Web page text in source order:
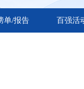
单/报告 百强活